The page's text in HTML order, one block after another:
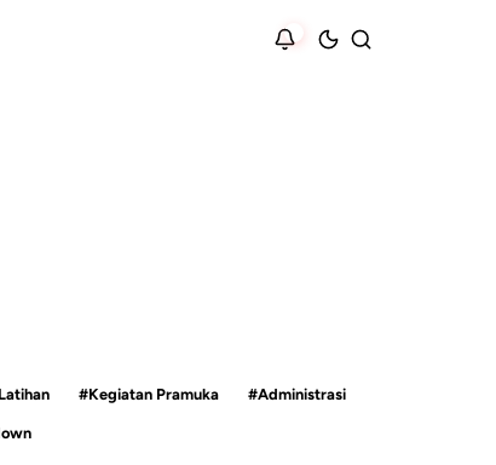
#Kegiatan Pramuka #Administrasi